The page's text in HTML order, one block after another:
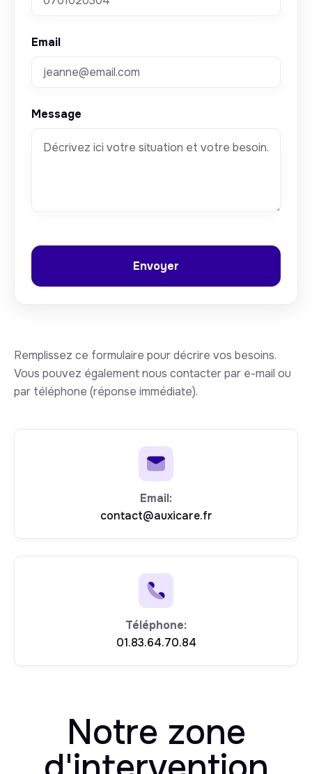
Email
Message
Remplissez ce formulaire pour décrire vos besoins.
Vous pouvez également nous contacter par e-mail ou
par téléphone (réponse immédiate).
Email:
contact@auxicare.fr
Téléphone:
01.83.64.70.84
Notre zone